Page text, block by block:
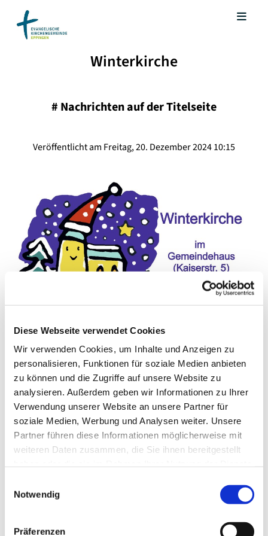
Diese Webseite verwendet Cookies
Wir verwenden Cookies, um Inhalte und Anzeigen zu
personalisieren, Funktionen für soziale Medien anbieten
zu können und die Zugriffe auf unsere Website zu
analysieren. Außerdem geben wir Informationen zu Ihrer
Verwendung unserer Website an unsere Partner für
soziale Medien, Werbung und Analysen weiter. Unsere
Partner führen diese Informationen möglicherweise mit
weiteren Daten zusammen, die Sie ihnen bereitgestellt
Notwendig
Präferenzen
Winterkirche
# Nachrichten auf der Titelseite
Veröffentlicht am Freitag, 20. Dezember 2024 10:15
© Kirchengemeinde Eppingen
Winterkirche
Ab dem 5. Januar bis Anfang März feiern wir unsere
Gottesdienste im Gemeindehaus (Kaiserstr. 5) als
sogenannte Winterkirche.
Auch während der Winterkirche im Gemeindehaus
bieten wir einen Nebenraum, an in den Sie mit Ihren
Kindern gehen können und den Gottesdienst dort live
Der erste Gottesdienst im neuen Jahr feiern wir am 5.